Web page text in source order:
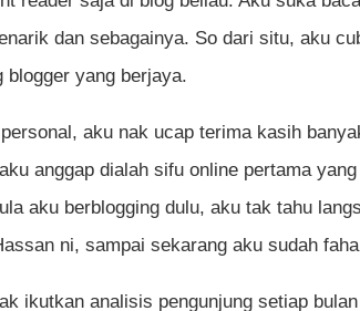
dan sebagainya. So dari situ, aku
blogger yang berjaya.
aku nak ucap terima kasih
anggap dialah sifu online pertama
aku berblogging dulu, aku tak tahu
ni, sampai sekarang aku sudah
ikutkan analisis pengunjung setiap